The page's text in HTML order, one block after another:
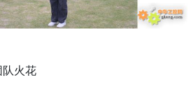
火花